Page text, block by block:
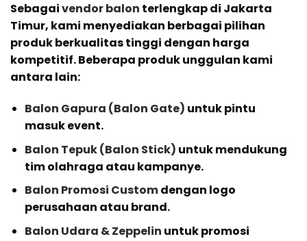
Sebagaivendor balon terlengkap di Jakarta
Timur, kami menyediakan berbagai pilihan
produk berkualitas tinggi dengan harga
kompetitif. Beberapa produk unggulan kami
antara lain:
Balon Gapura (Balon Gate) untuk pintu
masuk event.
Balon Tepuk (Balon Stick) untuk mendukung
tim olahraga atau kampanye.
Balon Promosi Customdengan logo
perusahaan atau brand.
Balon Udara & Zeppelin untuk promosi